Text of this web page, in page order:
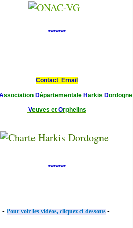
*******
Contact Email
ssociation Départementale Harkis Dordogne
Veuves et Orphelins
*******
- Pour voir les vidéos, cliquez ci-dessous -